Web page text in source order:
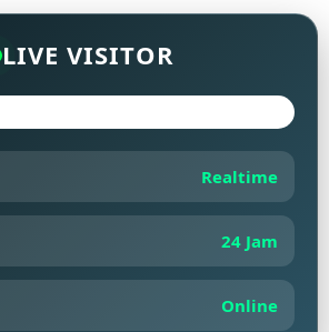
LIVE VISITOR
Realtime
24 Jam
Online